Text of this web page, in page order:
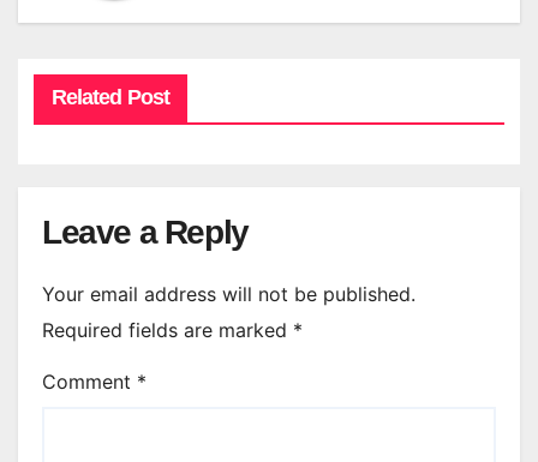
Related Post
Leave a Reply
Your email address will not be published.
Required fields are marked *
Comment *